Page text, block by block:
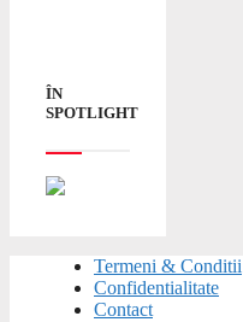
ÎN
SPOTLIGHT
Termeni & Conditii
Confidentialitate
Contact